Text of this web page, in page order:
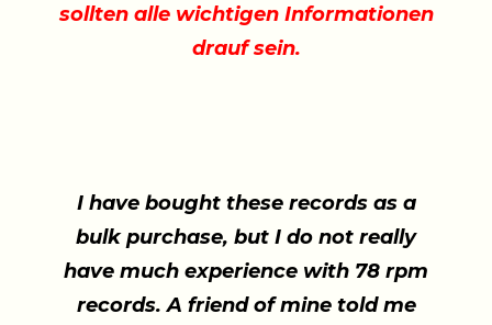
sollten alle wichtigen Informationen
drauf sein.
I have bought these records as a
bulk purchase, but I do not really
have much experience with 78 rpm
records. A friend of mine told me